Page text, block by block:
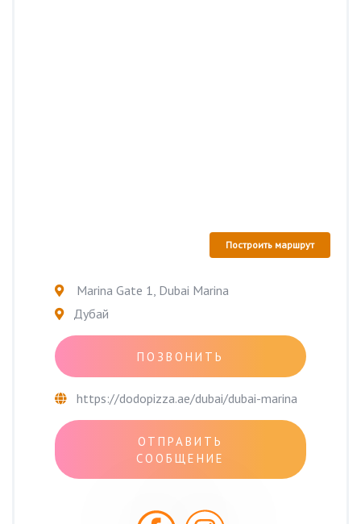
Построить маршрут
Marina Gate 1, Dubai Marina
Дубай
ПОЗВОНИТЬ
https://dodopizza.ae/dubai/dubai-marina
ОТПРАВИТЬ
СООБЩЕНИЕ